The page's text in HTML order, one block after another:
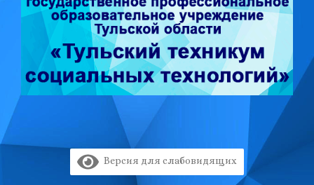
Версия для слабовидящих